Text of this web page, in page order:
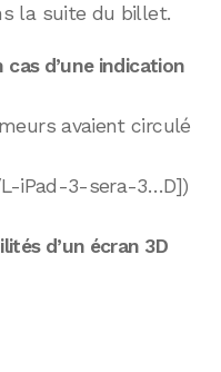
la suite du billet.
cas d’une indication
avaient circulé
iPad-3-sera-3…D])
d’un écran 3D